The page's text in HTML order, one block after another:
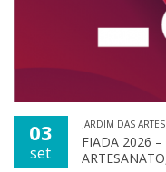
03
set
JARDIM DAS ARTES
FIADA 2026 –